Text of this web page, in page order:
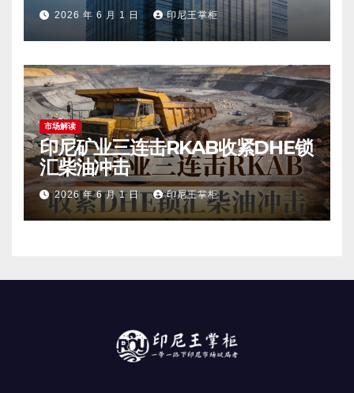
2026 年 6 月 1 日 印尼王掌柜
市场解读
印尼矿业三连击RKAB收紧DHE锁
汇柴油冲击
2026 年 6 月 1 日 印尼王掌柜